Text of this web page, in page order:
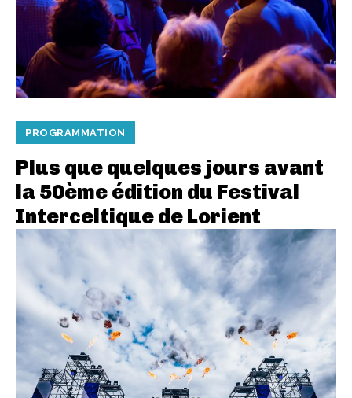
PROGRAMMATION
Plus que quelques jours avant
la 50ème édition du Festival
Interceltique de Lorient